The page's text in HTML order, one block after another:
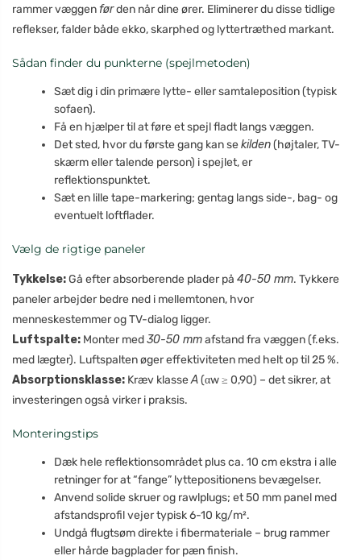
rammer væggenførden når dine ører. Eliminerer du disse tidlige
reflekser, falder både ekko, skarphed og lyttertræthed markant.
Sådan finder du punkterne (spejlmetoden)
Sæt dig i din primære lytte- eller samtaleposition (typisk
sofaen).
Få en hjælper til at føre et spejl fladt langs væggen.
Det sted, hvor du første gang kan sekilden(højtaler, TV-
skærm eller talende person) i spejlet, er
reflektionspunktet.
Sæt en lille tape-markering; gentag langs side-, bag- og
eventuelt loftflader.
Vælg de rigtige paneler
Tykkelse:Gå efter absorberende plader på 40-50 mm. Tykkere
paneler arbejder bedre ned i mellemtonen, hvor
menneskestemmer og TV-dialog ligger.
Luftspalte: Monter med30-50 mmafstand fra væggen (f.eks.
med lægter). Luftspalten øger effektiviteten med helt op til 25 %.
Absorptionsklasse: Kræv klasseA(αw ≥ 0,90) – det sikrer, at
investeringen også virker i praksis.
Monteringstips
Dæk hele reflektionsområdet plus ca. 10 cm ekstra i alle
retninger for at “fange” lyttepositionens bevægelser.
Anvend solide skruer og rawlplugs; et 50 mm panel med
afstandsprofil vejer typisk 6-10 kg/m².
Undgå flugtsøm direkte i fibermateriale – brug rammer
eller hårde bagplader for pæn finish.